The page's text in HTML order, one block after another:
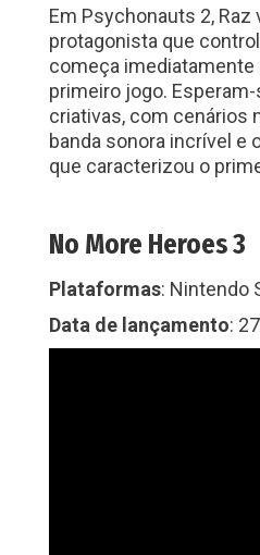
Em Psychonauts 2, Raz
protagonista que
começa imediatamente
primeiro jogo.
criativas, com cenários
banda sonora incrível e
que caracterizou o
No More Heroes 3
Plataformas: Nintendo
Data de lançamento: